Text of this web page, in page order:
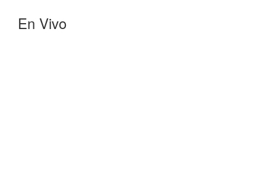
En Vivo